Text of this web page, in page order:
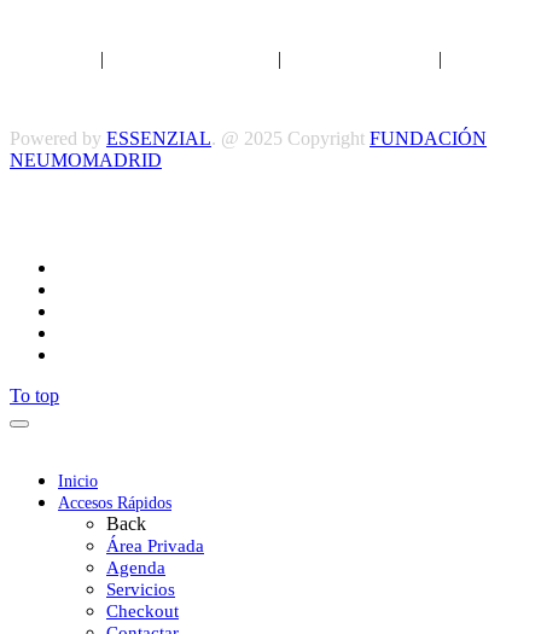
| | |
Powered by ESSENZIAL. @ 2025 Copyright FUNDACIÓN
NEUMOMADRID
To top
Inicio
Accesos Rápidos
Back
Área Privada
Agenda
Servicios
Checkout